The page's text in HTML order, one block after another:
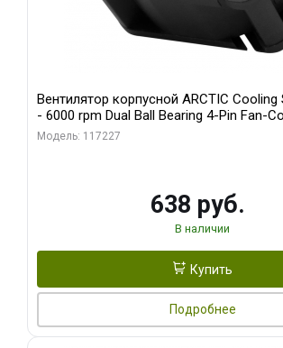
Вентилятор корпусной ARCTIC Cooling
- 6000 rpm Dual Ball Bearing 4-Pin Fan-Connector
(ACFAN00185A)
Модель: 117227
638 руб.
В наличии
Купить
Подробнее